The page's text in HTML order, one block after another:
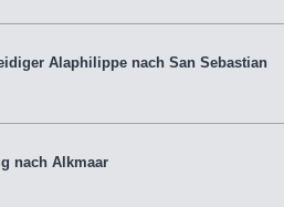
Alaphilippe nach San Sebastian
nach Alkmaar